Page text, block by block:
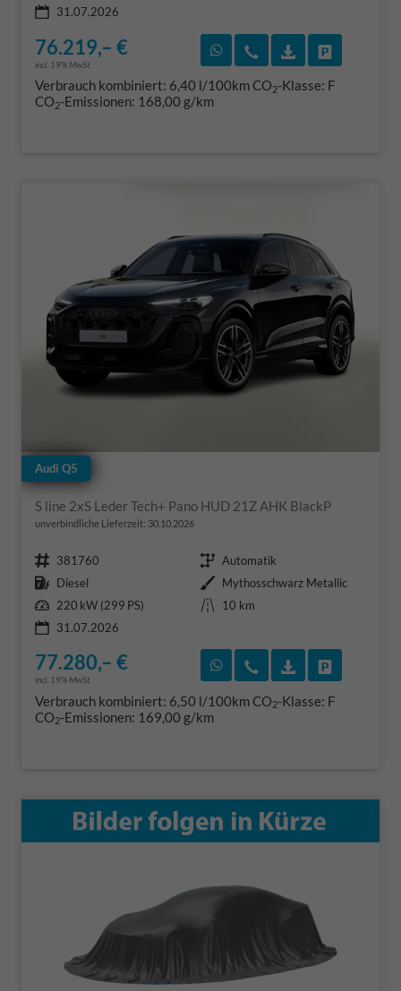
31.07.2026
76.219,– €
incl. 19% MwSt.
Rückruf vereinbaren
Wir rufen Sie an
Verbrauch kombiniert: 6,40 l/100kmCO2-Klasse: F
CO2-Emissionen: 168,00 g/km
Audi Q5
S line 2xS Leder Tech+ Pano HUD 21Z AHK BlackP
unverbindliche Lieferzeit: 30.10.2026
Fahrzeugnr. 381760 Getriebe Automatik
Kraftstoff Diesel Außenfarbe Mythosschwarz Metallic
Leistung 220 kW (299 PS) Kilometerstand
10 km
31.07.2026
77.280,– €
incl. 19% MwSt.
Rückruf vereinbaren
Wir rufen Sie an
Verbrauch kombiniert: 6,50 l/100kmCO2-Klasse: F
CO2-Emissionen: 169,00 g/km